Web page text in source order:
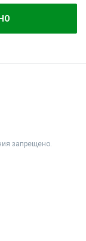
запрещено.